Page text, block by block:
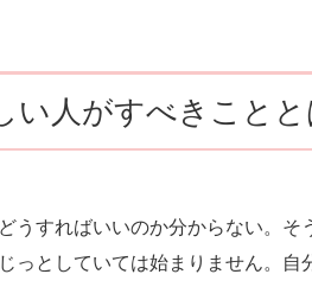
い人がすべきことと
うすればいいのか分からない。
っとしていては始まりません。